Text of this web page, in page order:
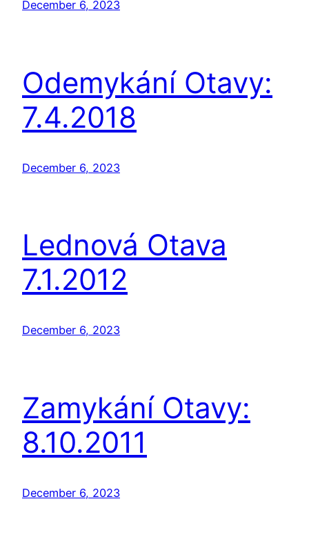
December 6, 2023
Odemykání Otavy:
7.4.2018
December 6, 2023
Lednová Otava
7.1.2012
December 6, 2023
Zamykání Otavy:
8.10.2011
December 6, 2023